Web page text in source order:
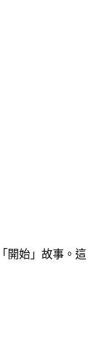
開始」故事。這